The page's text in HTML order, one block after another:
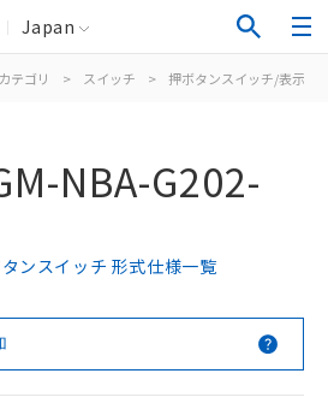
Japan
テゴリ > スイッチ > 押ボタンスイッチ/表示灯
NBA-G202-
ンスイッチ 形式仕様一覧